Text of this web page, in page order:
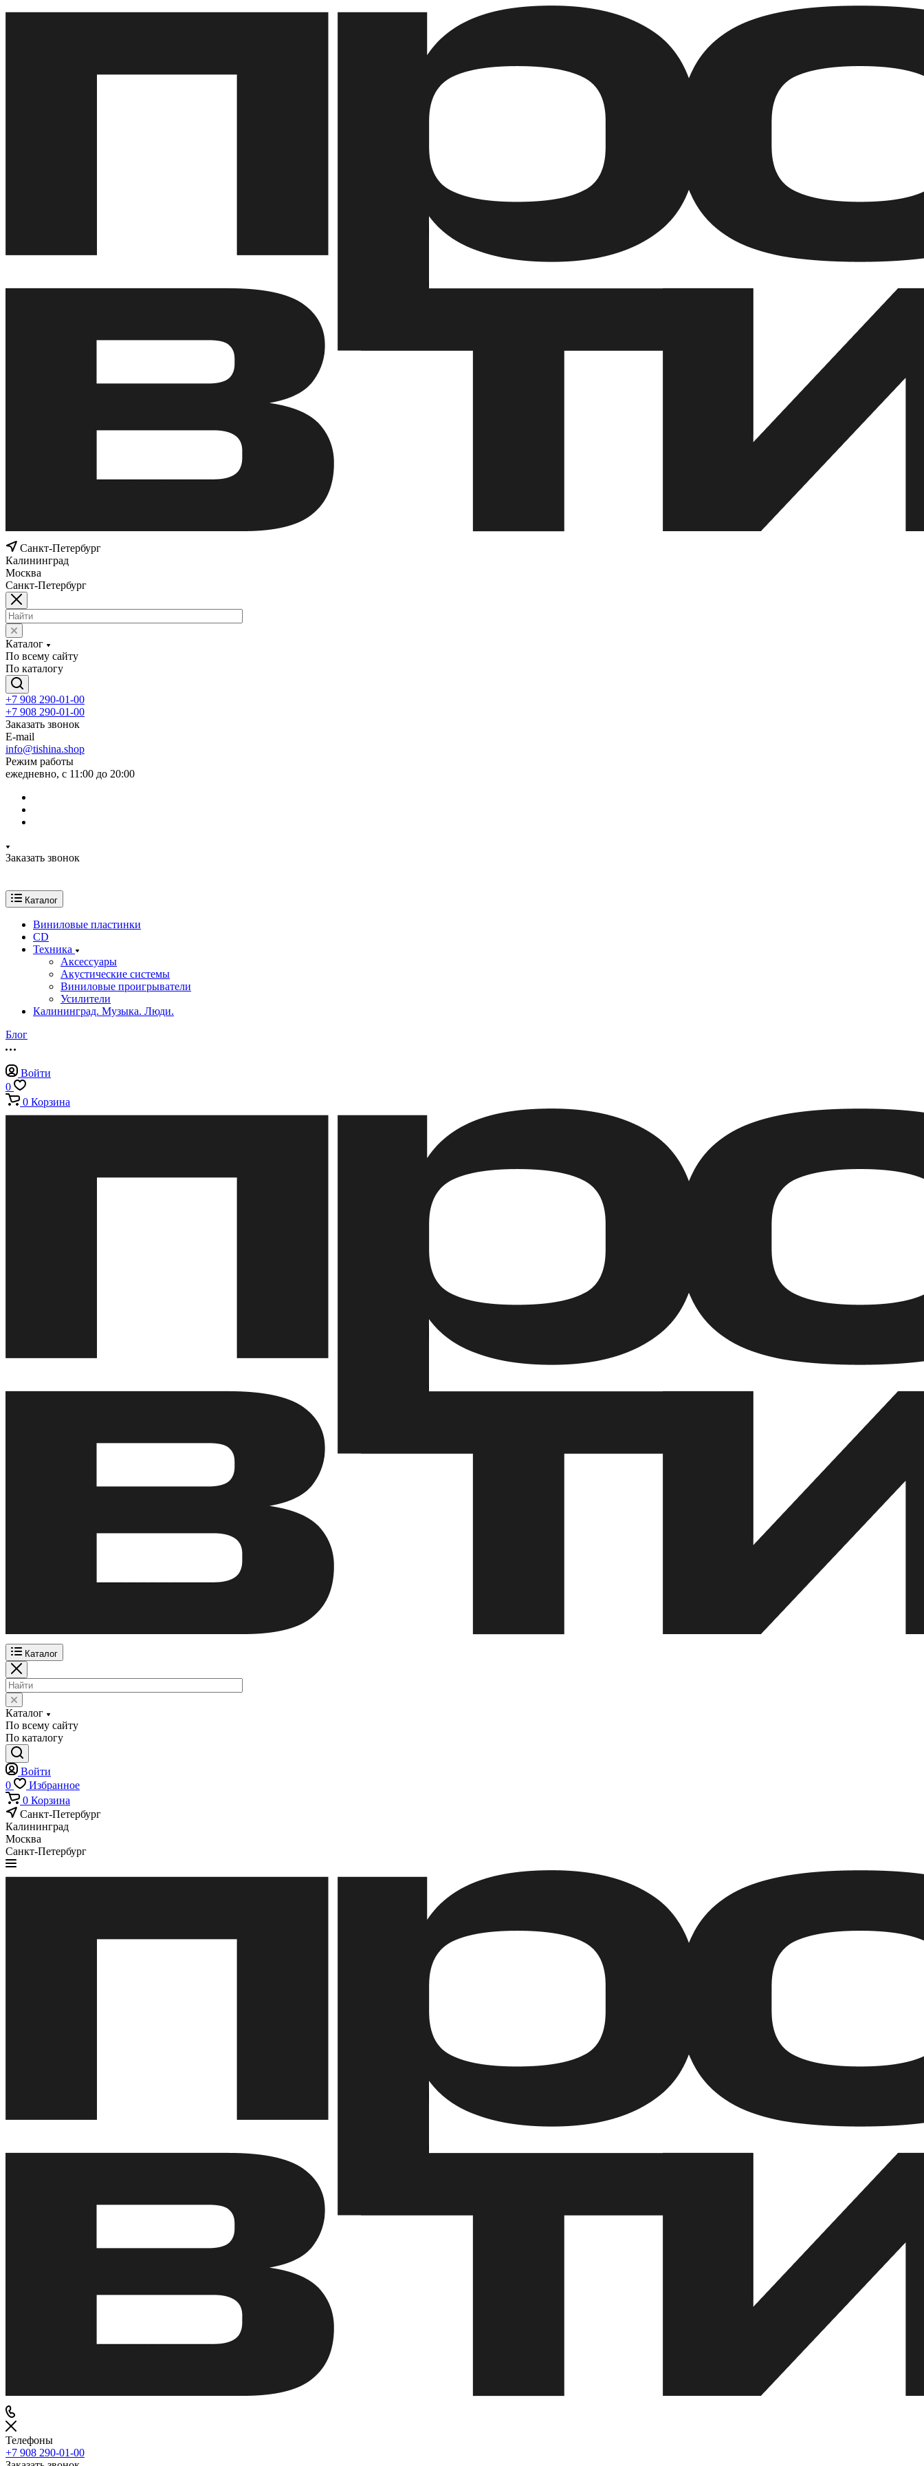
Санкт-Петербург
Калининград
Москва
Санкт-Петербург
Каталог
По всему сайту
По каталогу
+7 908 290-01-00
+7 908 290-01-00
Заказать звонок
E-mail
info@tishina.shop
Режим работы
ежедневно, с 11:00 до 20:00
Заказать звонок
Каталог
Виниловые пластинки
CD
Техника
Аксессуары
Акустические системы
Виниловые проигрыватели
Усилители
Калининград. Музыка. Люди.
Блог
Войти
0
0 Корзина
Каталог
Каталог
По всему сайту
По каталогу
Войти
0
Избранное
0 Корзина
Санкт-Петербург
Калининград
Москва
Санкт-Петербург
Телефоны
+7 908 290-01-00